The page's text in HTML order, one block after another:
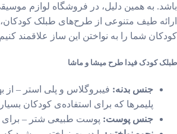
به همین دلیل، در فروشگاه لوازم موسیقی
طیف متنوعی از طرح‌های طبلک کودکان،
شما را به نواختن این ساز علاقمند کنیم.
کودک فیدا طرح میشا و ماشا
جنس بدنه:فیبروگلاس و پلی استر – از
پلیمرها که برای استفاده‌ی کودکان
جنس پوست:پوست طبیعی شتر – برای